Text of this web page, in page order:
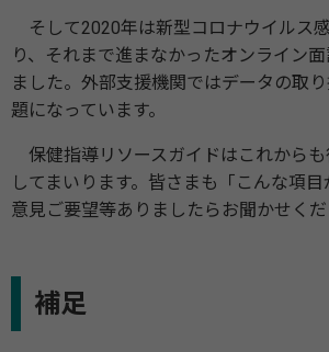
そして2020年は新型コロナウイルス
り、それまで進まなかったオンライン
ました。外部支援機関ではデータの取
題になっています。
保健指導リソースガイドはこれから
してまいります。皆さまも「こんな項
意見ご要望等ありましたらお聞かせくだ
補足